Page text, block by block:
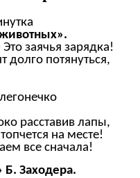
заячья зарядка!
долго потянуться,
расставив лапы,
на месте!
все сначала!
Б. Заходера.